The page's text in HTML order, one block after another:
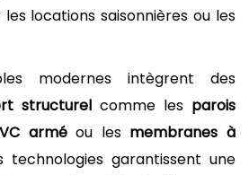
locations saisonnières ou les
modernes intègrent des
structurel comme les parois
arméou les membranes à
technologies garantissent une